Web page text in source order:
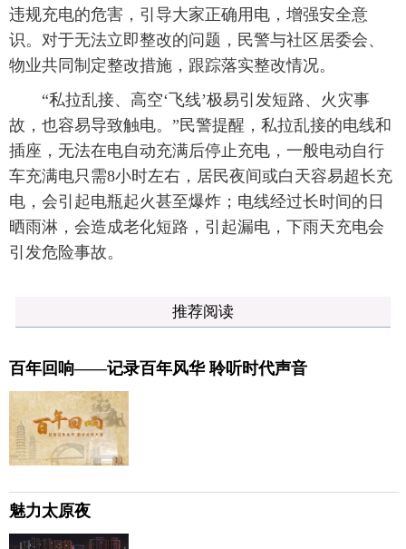
违规充电的危害，引导大家正确用电，增强安全意
识。对于无法立即整改的问题，民警与社区居委会、
物业共同制定整改措施，跟踪落实整改情况。
“私拉乱接、高空‘飞线’极易引发短路、火灾事
故，也容易导致触电。”民警提醒，私拉乱接的电线和
插座，无法在电自动充满后停止充电，一般电动自行
车充满电只需8小时左右，居民夜间或白天容易超长充
电，会引起电瓶起火甚至爆炸；电线经过长时间的日
晒雨淋，会造成老化短路，引起漏电，下雨天充电会
引发危险事故。
推荐阅读
百年回响——记录百年风华 聆听时代声音
魅力太原夜